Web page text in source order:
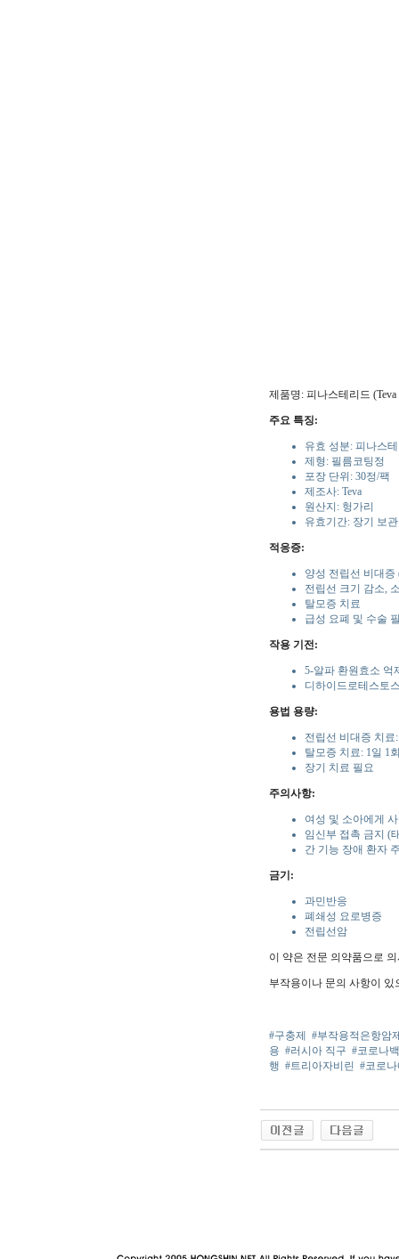
제품명: 피나스테리드
주요 특징:
유효 성분: 피나스
제형: 필름코팅정
포장 단위: 30정/팩
제조사: Teva
원산지: 헝가리
유효기간: 장기 보
적응증:
양성 전립선 비대증
전립선 크기 감소,
탈모증 치료
급성 요폐 및 수술
작용 기전:
5-알파 환원효소 억
디하이드로테스토
용법 용량:
전립선 비대증 치료
탈모증 치료: 1일 1
장기 치료 필요
주의사항:
여성 및 소아에게
임신부 접촉 금지 (
간 기능 장애 환자
금기:
과민반응
폐쇄성 요로병증
전립선암
이 약은 전문 의약품으로
부작용이나 문의 사항이
#구충제
#부작용적은항암
용 #러시아 직구 #코로나
행 #트리아자비린 #코로